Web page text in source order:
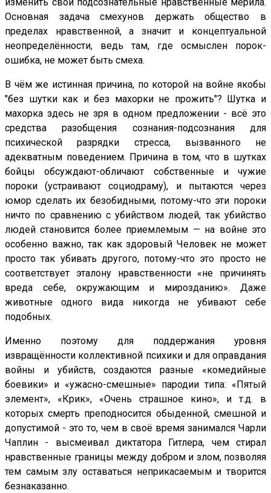
изменить свои подсознательные нравственные мерила.
Основная задача смехунов держать общество в
пределах нравственной, а значит и концептуальной
неопределённости, ведь там, где осмыслен порок-
ошибка, не может быть смеха.
В чём же истинная причина, по которой на войне якобы
"без шутки как и без махорки не прожить"? Шутка и
махорка здесь не зря в одном предложении - всё это
средства разобщения сознания-подсознания для
психической разрядки стресса, вызванного не
адекватным поведением. Причина в том, что в шутках
бойцы обсуждают-обличают собственные и чужие
пороки (устраивают социодраму), и пытаются через
юмор сделать их безобидными, потому-что эти пороки
ничто по сравнению с убийством людей, так убийство
людей становится более приемлемым — на войне это
особенно важно, так как здоровый Человек не может
просто так убивать другого, потому-что это просто не
соответствует эталону нравственности «не причинять
вреда себе, окружающим и мирозданию». Даже
животные одного вида никогда не убивают себе
подобных.
Именно поэтому для поддержания уровня
извращённости коллективной психики и для оправдания
войны и убийств, создаются разные «комедийные
боевики» и «ужасно-смешные» пародии типа: «Пятый
элемент», «Крик», «Очень страшное кино», и т.д. в
которых смерть преподносится обыденной, смешной и
допустимой - это то, чем в своё время занимался Чарли
Чаплин - высмеивал диктатора Гитлера, чем стирал
нравственные границы между добром и злом, позволяя
тем самым злу оставаться неприкасаемым и творится
безнаказанно.